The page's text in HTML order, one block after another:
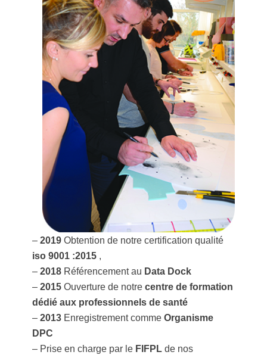
– 2019 Obtention de notre certification qualité
iso 9001 :2015 ,
– 2018 Référencement au Data Dock
– 2015 Ouverture de notre centre de formation
dédié aux professionnels de santé
– 2013 Enregistrement comme Organisme
DPC
– Prise en charge par le FIFPL de nos